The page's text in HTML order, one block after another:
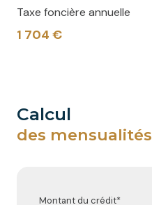
Taxe foncière annuelle
1 704 €
calcul
des mensualités
Montant du crédit*